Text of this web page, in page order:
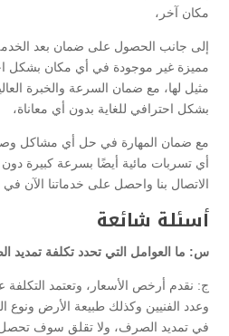
مكان آخر،
إلى جانب الحصول على ضمان بعد
مميزة غير موجودة في أي مكان بشكل
مثيل لها، مع ضمان السرعة والخبرة
بشكل احترافي للغاية بدون أي معاناة،
مع ضمان المهارة في حل أي مشاكل
أي تسربات مائية أيضًا بسرعة كبيرة
الاتصال بنا واحصل على خدماتنا الآن
أسئلة شائعة
س: ما العوامل التي تحدد تكلفة
ج: نقدم أرخص الأسعار، وتعتمد
وعدد الفنيين وكذلك طبيعة الأرض ونوع
في تمديد الصرف، ولا تقلق سوف